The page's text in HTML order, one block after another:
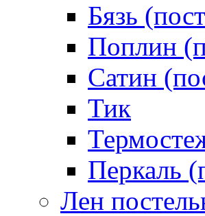
Бязь
Поплин
Сатин
Тик
Перкаль
Лен